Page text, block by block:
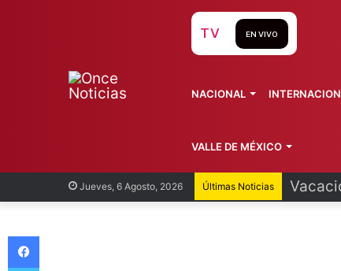
Jueves, 6 Agosto, 2026 Últimas Noticias
TV EN VIVO
NACIONAL
VALLE DE MÉXICO
Facebook
Twitter